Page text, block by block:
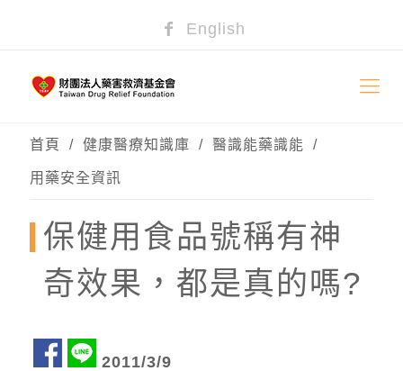
English
首頁 / 健康醫療知識庫 / 醫識能藥識能 /
用藥安全資訊
保健用食品號稱有神
奇效果，都是真的嗎?
2011/3/9